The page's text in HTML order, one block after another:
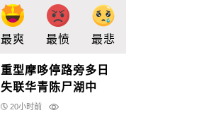
最爽 最愤 最悲
重型摩哆停路旁多日
失联华青陈尸湖中
20小时前